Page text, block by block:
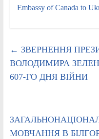
Embassy of Canada to
← ЗВЕРНЕННЯ
ВОЛОДИМИРА
607-ГО ДНЯ ВІЙНИ
МОВЧАННЯ В